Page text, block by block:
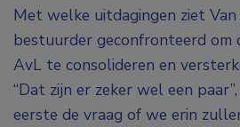
Met welke uitdagingen ziet Van
bestuurder geconfronteerd om
AvL te consolideren en
“Dat zijn er zeker wel een
eerste de vraag of we erin